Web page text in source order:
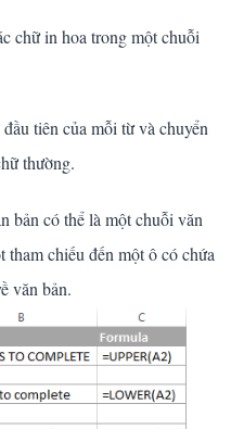
chữ in hoa trong một chuỗi
tiên của mỗi từ và chuyển
thường.
bản có thể là một chuỗi văn
tham chiếu đến một ô có chứa
văn bản.